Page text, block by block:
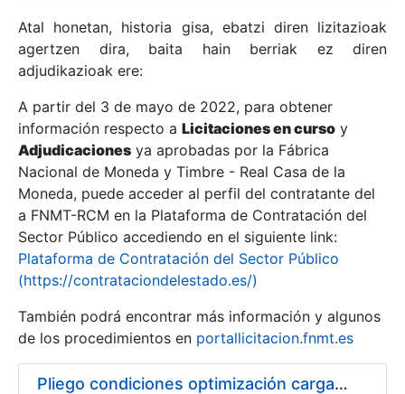
Erakutsi/Ezkutatu
Erakutsi/Ezkutatu
Erakutsi/Ezkutatu
Erakutsi/Ezkutatu
Atal honetan, historia gisa, ebatzi diren lizitazioak
agertzen dira, baita hain berriak ez diren
adjudikazioak ere:
A partir del 3 de mayo de 2022, para obtener
información respecto a Licitaciones en curso y
Adjudicaciones ya aprobadas por la Fábrica
Nacional de Moneda y Timbre - Real Casa de la
Moneda, puede acceder al perfil del contratante del
a FNMT-RCM en la Plataforma de Contratación del
Sector Público accediendo en el siguiente link:
Plataforma de Contratación del Sector Público
(https://contrataciondelestado.es/)
También podrá encontrar más información y algunos
de los procedimientos en portallicitacion.fnmt.es
Pliego condiciones optimización cargas compras firmado